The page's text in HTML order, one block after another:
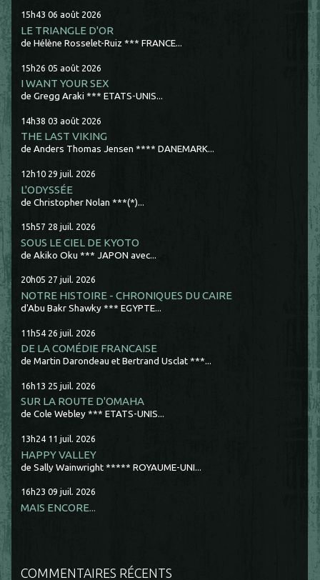
15h43 06 août 2026
LE TRIANGLE D'OR
de Hélène Rosselet-Ruiz *** FRANCE...
15h26 05 août 2026
I WANT YOUR SEX
de Gregg Araki *** ETATS-UNIS...
14h38 03 août 2026
THE LAST VIKING
de Anders Thomas Jensen **** DANEMARK...
12h10 29 juil. 2026
L'ODYSSÉE
de Christopher Nolan ***(*)...
15h57 28 juil. 2026
SOUS LE CIEL DE KYOTO
de Akiko Oku *** JAPON avec...
20h05 27 juil. 2026
NOTRE HISTOIRE - CHRONIQUES DU CAIRE
d'Abu Bakr Shawky *** EGYPTE...
11h54 26 juil. 2026
DE LA COMÉDIE FRANCAISE
de Martin Darondeau et Bertrand Usclat ***...
16h13 25 juil. 2026
SUR LA ROUTE D'OMAHA
de Cole Webley *** ETATS-UNIS...
13h24 11 juil. 2026
HAPPY VALLEY
de Sally Wainwright ***** ROYAUME-UNI...
16h23 09 juil. 2026
MAIS ENCORE...
COMMENTAIRES RÉCENTS